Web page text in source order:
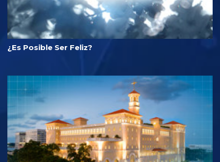
¿Es Posible Ser Feliz?